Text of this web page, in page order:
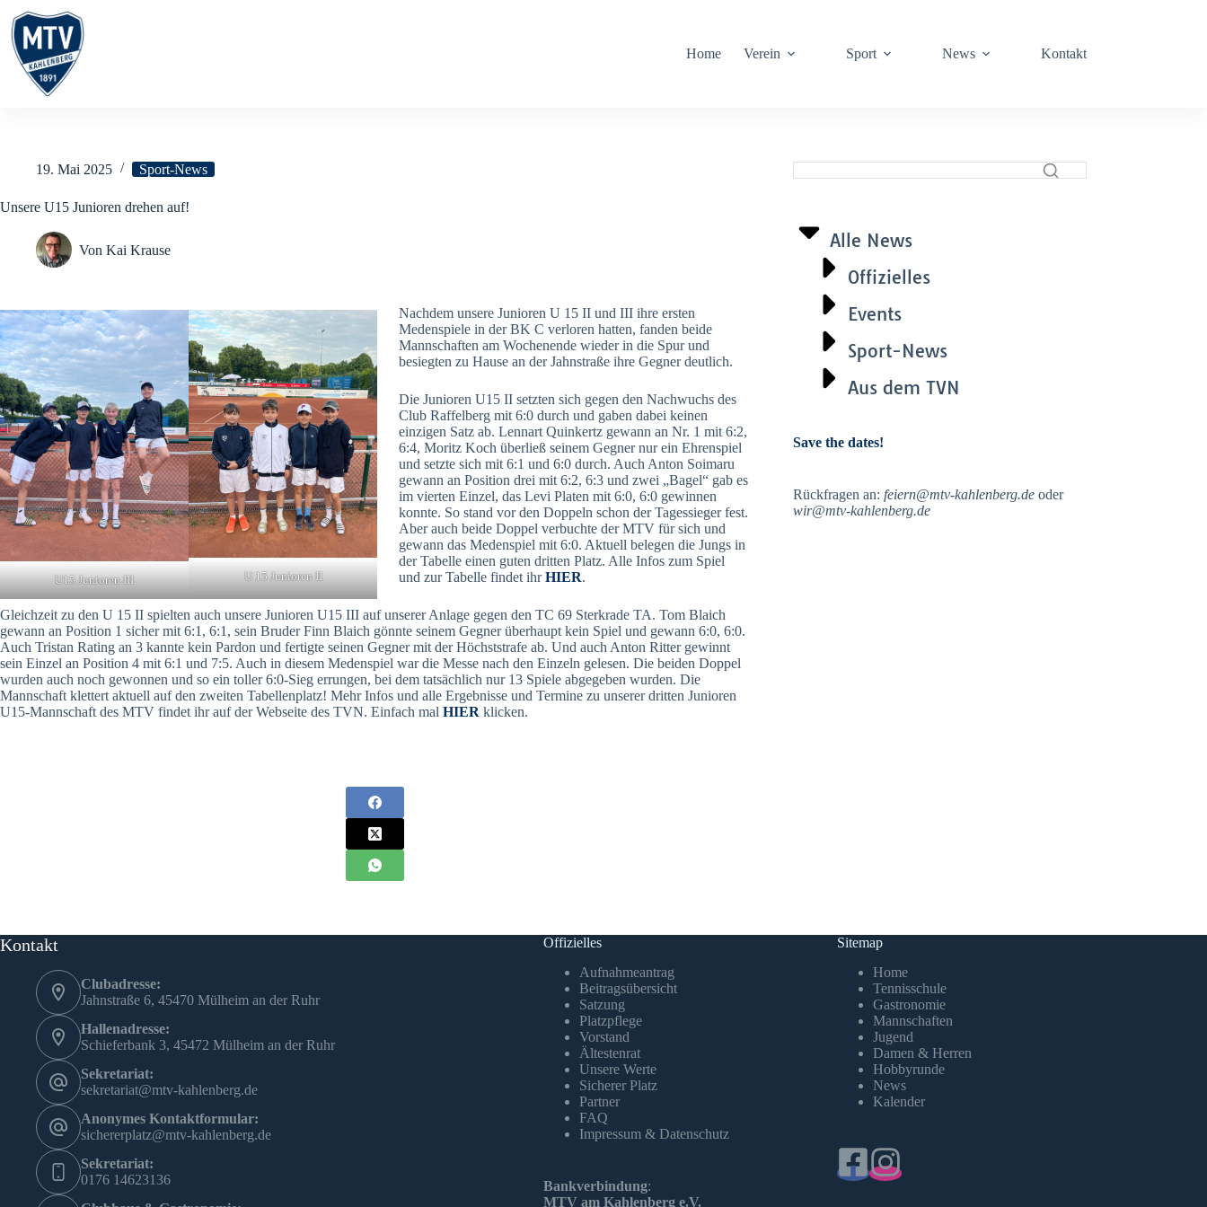
Inhalt
springen
Home
Verein Sport News Kontakt
19. Mai 2025 Sport-News
Unsere U15 Junioren drehen auf!
Von Kai Krause
U15 Junioren III U 15 Junioren II
Nachdem unsere Junioren U 15 II und III ihre ersten
Medenspiele in der BK C verloren hatten, fanden beide
Mannschaften am Wochenende wieder in die Spur und
besiegten zu Hause an der Jahnstraße ihre Gegner deutlich.
Die Junioren U15 II setzten sich gegen den Nachwuchs des
Club Raffelberg mit 6:0 durch und gaben dabei keinen
einzigen Satz ab. Lennart Quinkertz gewann an Nr. 1 mit 6:2,
6:4, Moritz Koch überließ seinem Gegner nur ein Ehrenspiel
und setzte sich mit 6:1 und 6:0 durch. Auch Anton Soimaru
gewann an Position drei mit 6:2, 6:3 und zwei „Bagel“ gab es
im vierten Einzel, das Levi Platen mit 6:0, 6:0 gewinnen
konnte. So stand vor den Doppeln schon der Tagessieger fest.
Aber auch beide Doppel verbuchte der MTV für sich und
gewann das Medenspiel mit 6:0. Aktuell belegen die Jungs in
der Tabelle einen guten dritten Platz. Alle Infos zum Spiel
und zur Tabelle findet ihrHIER.
Gleichzeit zu den U 15 II spielten auch unsere Junioren U15 III auf unserer Anlage gegen den TC 69 Sterkrade TA. Tom Blaich
gewann an Position 1 sicher mit 6:1, 6:1, sein Bruder Finn Blaich gönnte seinem Gegner überhaupt kein Spiel und gewann 6:0, 6:0.
Auch Tristan Rating an 3 kannte kein Pardon und fertigte seinen Gegner mit der Höchststrafe ab. Und auch Anton Ritter gewinnt
sein Einzel an Position 4 mit 6:1 und 7:5. Auch in diesem Medenspiel war die Messe nach den Einzeln gelesen. Die beiden Doppel
wurden auch noch gewonnen und so ein toller 6:0-Sieg errungen, bei dem tatsächlich nur 13 Spiele abgegeben wurden. Die
Mannschaft klettert aktuell auf den zweiten Tabellenplatz! Mehr Infos und alle Ergebnisse und Termine zu unserer dritten Junioren
U15-Mannschaft des MTV findet ihr auf der Webseite des TVN. Einfach mal HIER klicken.
Alle News
Offizielles
Events
Sport-News
Aus dem TVN
Save the dates!
Rückfragen an:feiern@mtv-kahlenberg.de oder
wir@mtv-kahlenberg.de
Kontakt
Clubadresse:
Jahnstraße 6, 45470 Mülheim an der Ruhr
Hallenadresse:
Schieferbank 3, 45472 Mülheim an der Ruhr
Sekretariat:
sekretariat@mtv-kahlenberg.de
Anonymes Kontaktformular:
sichererplatz@mtv-kahlenberg.de
Sekretariat:
0176 14623136
Offizielles
Aufnahmeantrag
Beitragsübersicht
Satzung
Platzpflege
Vorstand
Ältestenrat
Unsere Werte
Sicherer Platz
Partner
FAQ
Impressum & Datenschutz
Bankverbindung:
MTV am Kahlenberg e.V.
Sitemap
Home
Tennisschule
Gastronomie
Mannschaften
Jugend
Damen & Herren
Hobbyrunde
News
Kalender